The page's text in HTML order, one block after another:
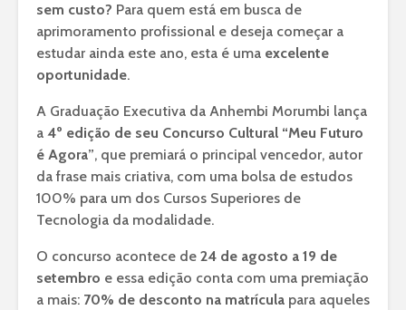
sem custo? Para quem está em busca de
aprimoramento profissional e deseja começar a
estudar ainda este ano, esta é uma excelente
oportunidade.
A Graduação Executiva da Anhembi Morumbi lança
a 4º edição de seu Concurso Cultural “Meu Futuro
é Agora”, que premiará o principal vencedor, autor
da frase mais criativa, com uma bolsa de estudos
100% para um dos Cursos Superiores de
Tecnologia da modalidade.
O concurso acontece de 24 de agosto a 19 de
setembro e essa edição conta com uma premiação
a mais: 70% de desconto na matrícula para aqueles